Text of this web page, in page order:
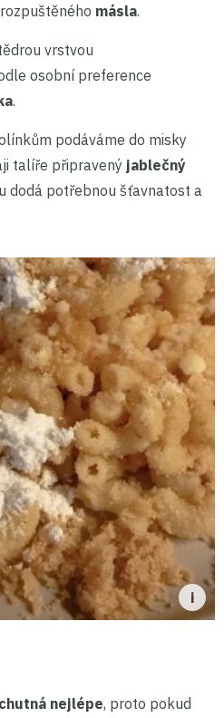
másla.
vrstvou
osobní preference
.
podáváme do misky
talíře připravený jablečný
dodá potřebnou šťavnatost a
nejlépe, proto pokud